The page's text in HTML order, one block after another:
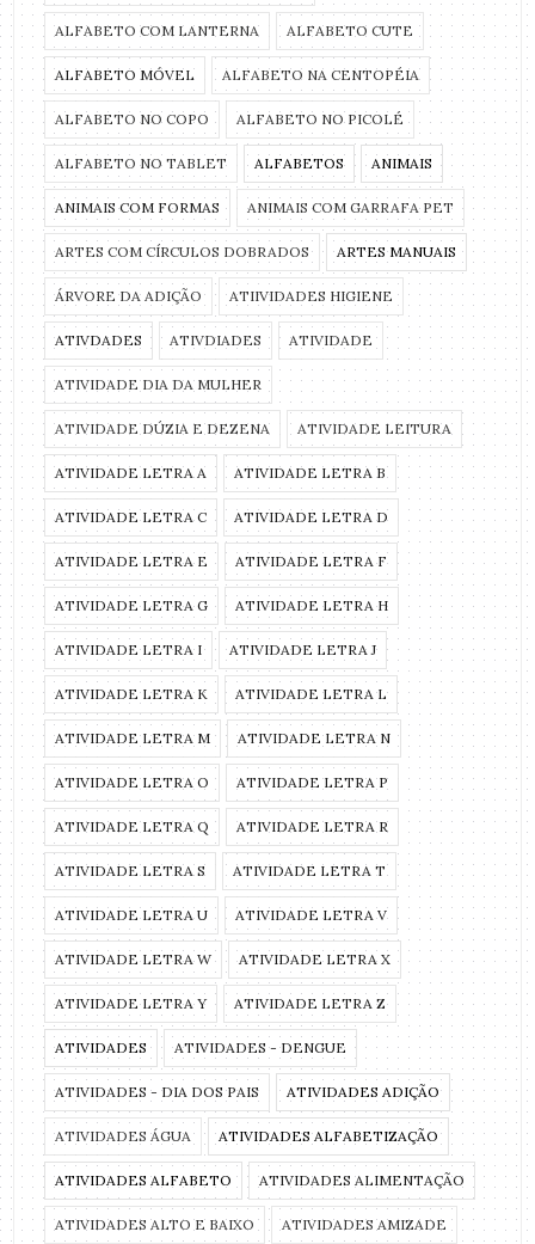
ALFABETO COM LANTERNA ALFABETO CUTE
ALFABETO MÓVEL ALFABETO NA CENTOPÉIA
ALFABETO NO COPO ALFABETO NO PICOLÉ
ALFABETO NO TABLET ALFABETOS ANIMAIS
ANIMAIS COM FORMAS ANIMAIS COM GARRAFA PET
ARTES COM CÍRCULOS DOBRADOS ARTES MANUAIS
ÁRVORE DA ADIÇÃO ATIIVIDADES HIGIENE
ATIVDADES ATIVDIADES ATIVIDADE
ATIVIDADE DIA DA MULHER
ATIVIDADE DÚZIA E DEZENA ATIVIDADE LEITURA
ATIVIDADE LETRA A ATIVIDADE LETRA B
ATIVIDADE LETRA C ATIVIDADE LETRA D
ATIVIDADE LETRA E ATIVIDADE LETRA F
ATIVIDADE LETRA G ATIVIDADE LETRA H
ATIVIDADE LETRA I ATIVIDADE LETRA J
ATIVIDADE LETRA K ATIVIDADE LETRA L
ATIVIDADE LETRA M ATIVIDADE LETRA N
ATIVIDADE LETRA O ATIVIDADE LETRA P
ATIVIDADE LETRA Q ATIVIDADE LETRA R
ATIVIDADE LETRA S ATIVIDADE LETRA T
ATIVIDADE LETRA U ATIVIDADE LETRA V
ATIVIDADE LETRA W ATIVIDADE LETRA X
ATIVIDADE LETRA Y ATIVIDADE LETRA Z
ATIVIDADES ATIVIDADES - DENGUE
ATIVIDADES - DIA DOS PAIS ATIVIDADES ADIÇÃO
ATIVIDADES ÁGUA ATIVIDADES ALFABETIZAÇÃO
ATIVIDADES ALFABETO ATIVIDADES ALIMENTAÇÃO
ATIVIDADES ALTO E BAIXO ATIVIDADES AMIZADE